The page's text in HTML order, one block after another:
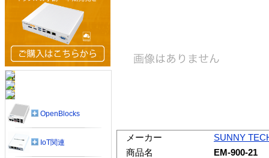
メーカー
SUNNY
商品名
EM-900-21
OpenBlocks
IoT関連